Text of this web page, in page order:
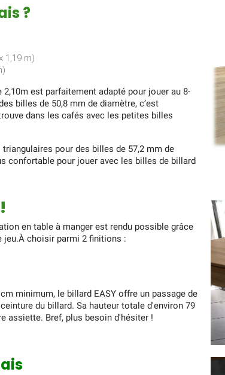
?
1,19 m)
2,10m est parfaitement adapté pour jouer au 8-
billes de 50,8 mm de diamètre, c’est
dans les cafés avec les petites billes
pour des billes de 57,2 mm de
confortable pour jouer avec les billes de billard
en table à manger est rendu possible grâce
jeu.À choisir parmi 2 finitions :
minimum, le billard EASY offre un passage de
du billard. Sa hauteur totale d'environ 79
assiette. Bref, plus besoin d'hésiter !